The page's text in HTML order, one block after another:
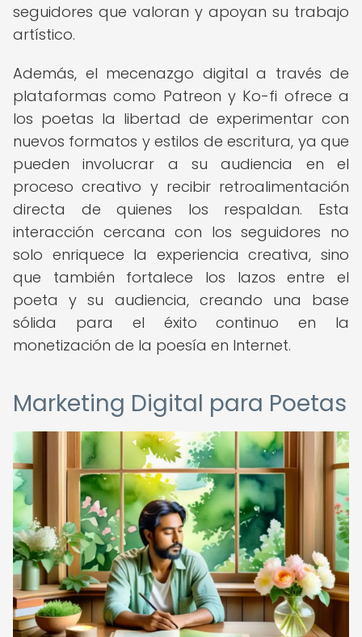
seguidores que valoran y apoyan su trabajo
artístico.
Además, el mecenazgo digital a través de
plataformas como Patreon y Ko-fi ofrece a
los poetas la libertad de experimentar con
nuevos formatos y estilos de escritura, ya que
pueden involucrar a su audiencia en el
proceso creativo y recibir retroalimentación
directa de quienes los respaldan. Esta
interacción cercana con los seguidores no
solo enriquece la experiencia creativa, sino
que también fortalece los lazos entre el
poeta y su audiencia, creando una base
sólida para el éxito continuo en la
monetización de la poesía en Internet.
Marketing Digital para Poetas